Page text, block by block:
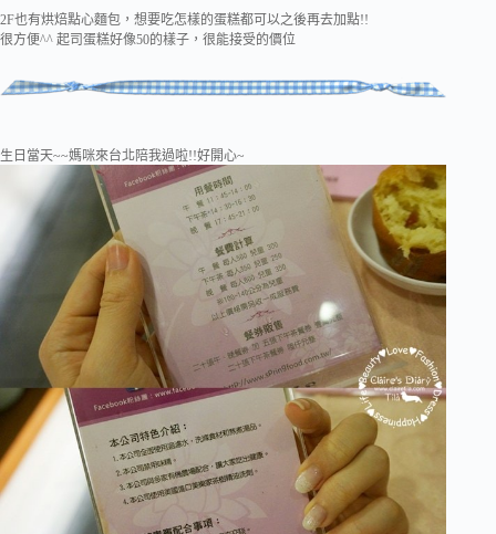
2F也有烘焙點心麵包，想要吃怎樣的蛋糕都可以之後再去加點!!
很方便^^ 起司蛋糕好像50的樣子，很能接受的價位
生日當天~~媽咪來台北陪我過啦!!好開心~